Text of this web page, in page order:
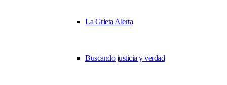
La Grieta Alerta
Buscando justicia y verdad